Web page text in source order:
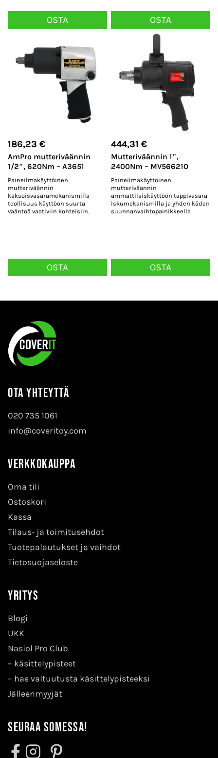
OSTA OSTA
186,23 €
AmPro mutteriväännin
1/2″, 620Nm – A3651
Paineilmakäyttöinen
mutteriväännin
kaksoisvasaramekanismilla
teollisuus käyttöön suurta
vääntöä vaativiin kohteisiin.
OSTA
444,31 €
Mutteriväännin 1″,
2400Nm – MV566210
Paineilmakäyttöinen
mutteriväännin
ammattilaiskäyttöön tappivasara
iskumekanismilla ja yhden käden
suunnanvaihtopainikkeella
OSTA
Ota yhteyttä
020 735 1061
info@coveritoy.com
Verkkokauppa
Oma tili
Ostoskori
Kassa
Tilaus- ja toimitusehdot
Tuotepalautukset ja vaihdot
Tietosuojaseloste
Yritys
Blogi
UKK
Nasiol Pro Club
– käsittelypisteet
– hae valtuutusta käsittelypisteeksi
Jälleenmyyjät
Seuraa somessa!